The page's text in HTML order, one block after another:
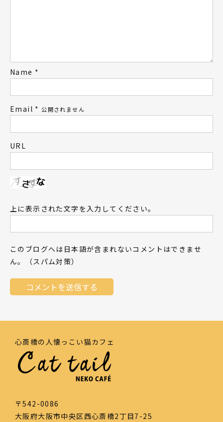
Name *
Email * 公開されません
URL
上に表示された文字を入力してください。
このブログへは日本語が含まれないコメントはできませ
ん。（スパム対策）
心斎橋の人懐っこい猫カフェ
〒542-0086
大阪府大阪市中央区西心斎橋2丁目7-25